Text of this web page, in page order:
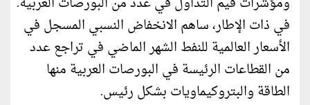
في ذات الإطار، ساهم الانخفاض النسبي المسجل في
الأسعار العالمية للنفط الشهر الماضي في تراجع عدد
من القطاعات الرئيسة في البورصات العربية منها
الطاقة والبتروكيماويات بشكل رئيس.